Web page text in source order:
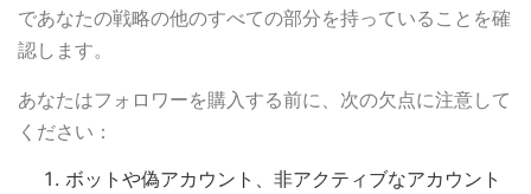
であなたの戦略の他のすべての部分を持っていることを確
認します。
あなたはフォロワーを購入する前に、次の欠点に注意して
ください：
ボットや偽アカウント、非アクティブなアカウント